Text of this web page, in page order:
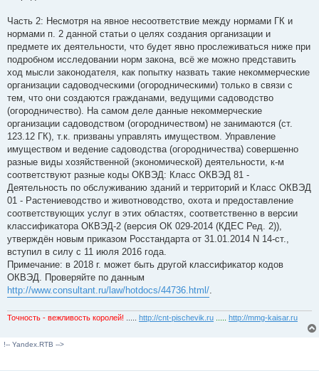
Часть 2: Несмотря на явное несоответствие между нормами ГК и
нормами п. 2 данной статьи о целях создания организации и
предмете их деятельности, что будет явно прослеживаться ниже при
подробном исследовании норм закона, всё же можно представить
ход мысли законодателя, как попытку назвать такие некоммерческие
организации садоводческими (огородническими) только в связи с
тем, что они создаются гражданами, ведущими садоводство
(огородничество). На самом деле данные некоммерческие
организации садоводством (огородничеством) не занимаются (ст.
123.12 ГК), т.к. призваны управлять имуществом. Управление
имуществом и ведение садоводства (огородничества) совершенно
разные виды хозяйственной (экономической) деятельности, к-м
соответствуют разные коды ОКВЭД: Класс ОКВЭД 81 -
Деятельность по обслуживанию зданий и территорий и Класс ОКВЭД
01 - Растениеводство и животноводство, охота и предоставление
соответствующих услуг в этих областях, соответственно в версии
классификатора ОКВЭД-2 (версия ОК 029-2014 (КДЕС Ред. 2)),
утверждён новым приказом Росстандарта от 31.01.2014 N 14-ст.,
вступил в силу с 11 июля 2016 года.
Примечание: в 2018 г. может быть другой классификатор кодов
ОКВЭД. Проверяйте по данным
http://www.consultant.ru/law/hotdocs/44736.html/.
Точность - вежливость королей! http://cnt-pischevik.ru http://mmg-kaisar.ru
!-- Yandex.RTB -->